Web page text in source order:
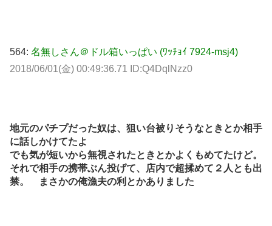
564: 名無しさん＠ドル箱いっぱい (ﾜｯﾁｮｲ 7924-msj4)
2018/06/01(金) 00:49:36.71 ID:Q4DqlNzz0
地元のパチプだった奴は、狙い台被りそうなときとか相手
に話しかけてたよ
でも気が短いから無視されたときとかよくもめてたけど。
それで相手の携帯ぶん投げて、店内で超揉めて２人とも出
禁。 まさかの俺漁夫の利とかありました